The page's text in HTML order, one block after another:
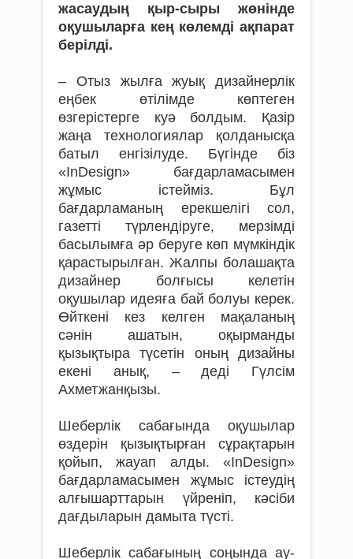
жасаудың қыр-­­сы­ры жө­­нінде
оқушыларға кең көлемді ақпарат
берілді.
– Отыз жылға жуық дизайнерлік
еңбек өтілім­де көптеген
өзгерістерге куә болдым. Қазір
жаңа технологиялар қолданысқа
батыл енгізілуде. Бүгінде біз
«InDesign» бағдар­ламасымен
жұмыс істейміз. Бұл
бағдарламаның ерекшелігі сол,
газетті түр­лендіруге, мерзім­ді
басылымға әр беруге көп мүм­кіндік
қарас­тырылған. Жалпы болашақта
дизайнер болғысы келетін
оқушылар идеяға бай болуы керек.
Өйткені кез келген мақаланың
сәнін ашатын, оқырманды
қызықтыра түсетін оның дизайны
екені анық, – деді Гүлсім
Ахметжанқызы.
Шеберлік сабағында оқушылар
өздерін қызық­тырған сұрақтарын
қойып, жауап алды. «In­De­sign»
бағ­дарламасымен жұмыс істеудің
алғы­шарт­тарын үйреніп, кәсіби
дағдыларын дамыт­а түсті.
Шеберлік сабағының соңында ау­